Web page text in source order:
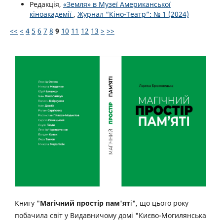
Редакція, «Земля» в Музеї Американської
кіноакадемії , Журнал “Кіно-Театр”: № 1 (2024)
<< < 4 5 6 7 8 9 10 11 12 13 > >>
Книгу "Магічний простір пам'яті", що цього року
побачила світ у Видавничому домі "Києво-Могилянська